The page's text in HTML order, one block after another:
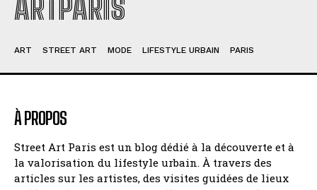
ARTPARIS
ART STREET ART MODE LIFESTYLE URBAIN PARIS
À PROPOS
Street Art Paris est un blog dédié à la découverte et à
la valorisation du lifestyle urbain. À travers des
articles sur les artistes, des visites guidées de lieux